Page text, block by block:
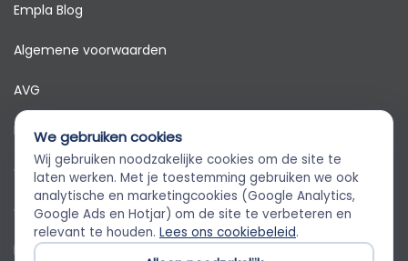
Empla Blog
Algemene voorwaarden
AVG
Privacybeleid
Cookiebeleid
Cookievoorkeuren
Klantenservice
Empla Assistent
Altijd beschikbaar, stel een vraag
We gebruiken cookies
Wij gebruiken noodzakelijke cookies om de site te
laten werken. Met je toestemming gebruiken we ook
analytische en marketingcookies (Google Analytics,
Google Ads en Hotjar) om de site te verbeteren en
relevant te houden. Lees ons cookiebeleid.